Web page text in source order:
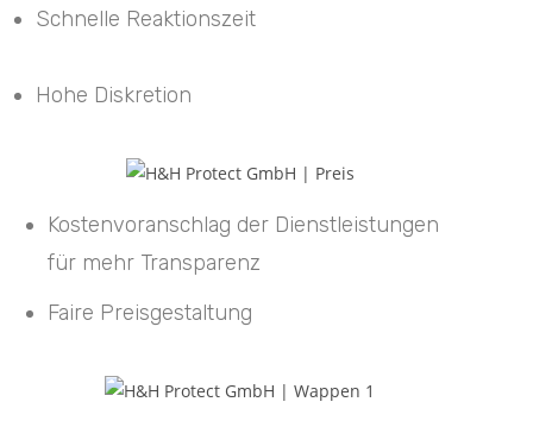
Schnelle Reaktionszeit
Hohe Diskretion
Kostenvoranschlag der Dienstleistungen
für mehr Transparenz
Faire Preisgestaltung